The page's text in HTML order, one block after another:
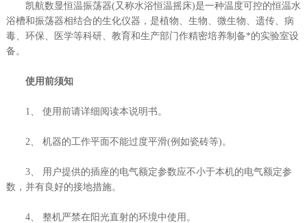
凯航数显恒温振荡器(又称水浴恒温摇床)是一种温度可控的恒温水
浴槽和振荡器相结合的生化仪器，是植物、生物、微生物、遗传、病
毒、环保、医学等科研、教育和生产部门作精密培养制备*的实验室设
备。
使用前须知
1、 使用前请详细阅读本说明书。
2、 机器的工作平面不能过度平滑(例如瓷砖等)。
3、 用户提供的插座的电气额定参数应不小于本机的电气额定参
数，并有良好的接地措施。
4、 整机严禁在阳光直射的环境中使用。